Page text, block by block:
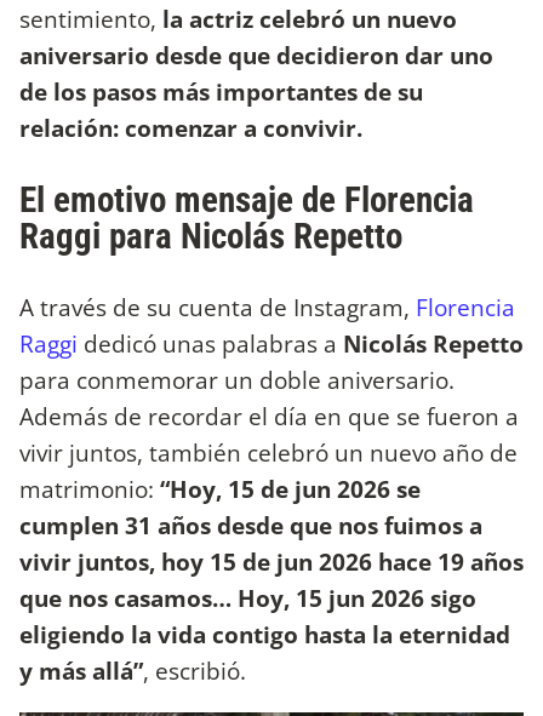
sentimiento, la actriz celebró un nuevo
aniversario desde que decidieron dar uno
de los pasos más importantes de su
relación: comenzar a convivir.
El emotivo mensaje de Florencia
Raggi para Nicolás Repetto
A través de su cuenta de Instagram, Florencia
Raggi dedicó unas palabras a Nicolás Repetto
para conmemorar un doble aniversario.
Además de recordar el día en que se fueron a
vivir juntos, también celebró un nuevo año de
matrimonio: “Hoy, 15 de jun 2026 se
cumplen 31 años desde que nos fuimos a
vivir juntos, hoy 15 de jun 2026 hace 19 años
que nos casamos… Hoy, 15 jun 2026 sigo
eligiendo la vida contigo hasta la eternidad
y más allá”, escribió.